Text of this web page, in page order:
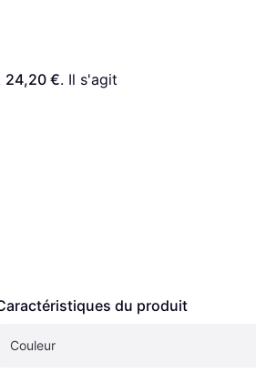
24,20 €. Il s'agit
du produit
Couleur